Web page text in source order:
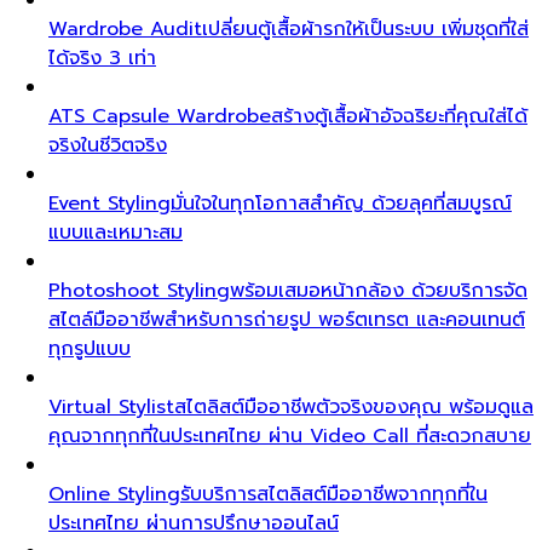
Wardrobe Auditเปลี่ยนตู้เสื้อผ้ารกให้เป็นระบบ เพิ่มชุดที่ใส่
ได้จริง 3 เท่า
ATS Capsule Wardrobeสร้างตู้เสื้อผ้าอัจฉริยะที่คุณใส่ได้
จริงในชีวิตจริง
Event Stylingมั่นใจในทุกโอกาสสำคัญ ด้วยลุคที่สมบูรณ์
แบบและเหมาะสม
Photoshoot Stylingพร้อมเสมอหน้ากล้อง ด้วยบริการจัด
สไตล์มืออาชีพสำหรับการถ่ายรูป พอร์ตเทรต และคอนเทนต์
ทุกรูปแบบ
Virtual Stylistสไตลิสต์มืออาชีพตัวจริงของคุณ พร้อมดูแล
คุณจากทุกที่ในประเทศไทย ผ่าน Video Call ที่สะดวกสบาย
Online Stylingรับบริการสไตลิสต์มืออาชีพจากทุกที่ใน
ประเทศไทย ผ่านการปรึกษาออนไลน์